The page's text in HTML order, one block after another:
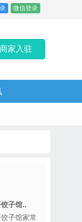
微信登录
商家入驻
子馆..
子馆家常